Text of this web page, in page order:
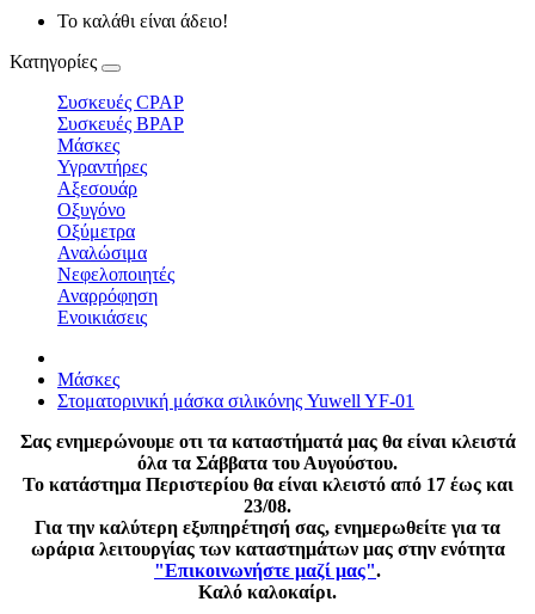
Το καλάθι είναι άδειο!
Κατηγορίες
Συσκευές CPAP
Συσκευές BPAP
Μάσκες
Υγραντήρες
Αξεσουάρ
Οξυγόνο
Οξύμετρα
Αναλώσιμα
Νεφελοποιητές
Αναρρόφηση
Ενοικιάσεις
Μάσκες
Στοματορινική μάσκα σιλικόνης Yuwell YF-01
Σας ενημερώνουμε οτι τα καταστήματά μας θα είναι κλειστά
όλα τα Σάββατα του Αυγούστου.
Το κατάστημα Περιστερίου θα είναι κλειστό από 17 έως και
23/08.
Για την καλύτερη εξυπηρέτησή σας, ενημερωθείτε για τα
ωράρια λειτουργίας των καταστημάτων μας στην ενότητα
"Επικοινωνήστε μαζί μας".
Καλό καλοκαίρι.